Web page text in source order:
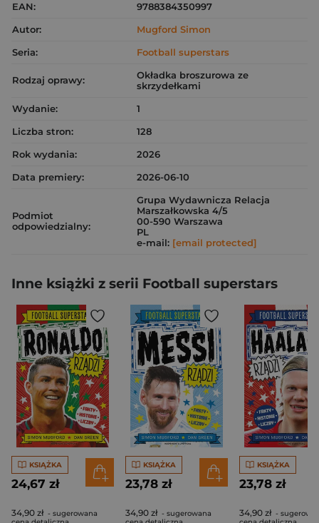
EAN:
9788384350997
Autor:
Mugford Simon
Seria:
Football superstars
Rodzaj oprawy:
Okładka broszurowa ze
skrzydełkami
Wydanie:
1
Liczba stron:
128
Rok wydania:
2026
Data premiery:
2026-06-10
Podmiot
odpowiedzialny:
Grupa Wydawnicza Relacja
Marszałkowska 4/5
00-590 Warszawa
PL
e-mail: [email protected]
Inne książki z serii Football superstars
KSIĄŻKA
24,67 zł
34,90 zł - sugerowana
KSIĄŻKA
23,78 zł
34,90 zł - sugerowana
KSIĄŻKA
23,78 zł
34,90 zł -